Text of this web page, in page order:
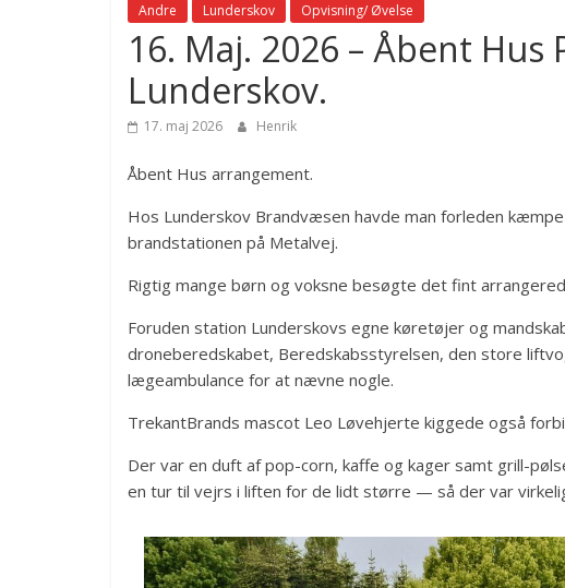
Andre Lunderskov Opvisning/ Øvelse
16. Maj. 2026 – Åbent Hus
Lunderskov.
17. maj 2026 Henrik
Åbent Hus arrangement.
Hos Lunderskov Brandvæsen havde man forleden
brandstationen på Metalvej.
Rigtig mange børn og voksne besøgte det fint
Foruden station Lunderskovs egne køretøjer og
droneberedskabet, Beredskabsstyrelsen, den store
lægeambulance for at nævne nogle.
TrekantBrands mascot Leo Løvehjerte kiggede også
Der var en duft af pop-corn, kaffe og kager samt grill-
en tur til vejrs i liften for de lidt større — så der var